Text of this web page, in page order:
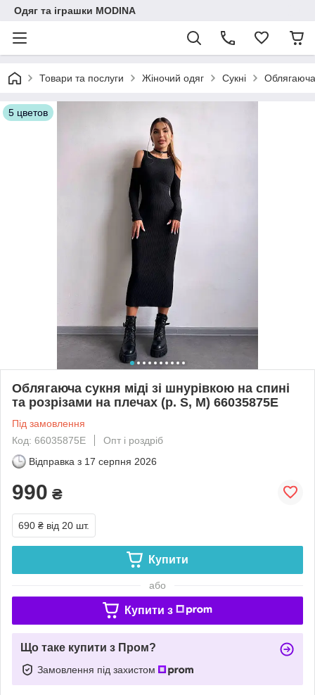
Одяг та іграшки MODINA
Товари та послуги Жіночий одяг Сукні Облягаюча
5 цветов
Облягаюча сукня міді зі шнурівкою на спині
та розрізами на плечах (р. S, M) 66035875Е
Під замовлення
Код: 66035875Е
Опт і роздріб
Відправка з 17 серпня 2026
990 ₴
690 ₴ від 20 шт.
Купити
або
Купити з
Що таке купити з Пром?
Замовлення під захистом